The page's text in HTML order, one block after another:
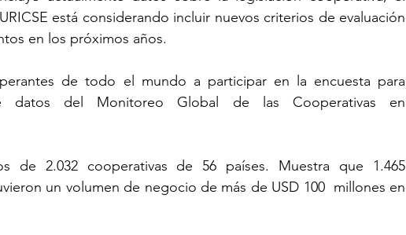
está considerando incluir nuevos criterios de evaluación
en los próximos años.
de todo el mundo a participar en la encuesta para
de 2.032 cooperativas de 56 países. Muestra que 1.465
un volumen de negocio de más de USD 100  millones en